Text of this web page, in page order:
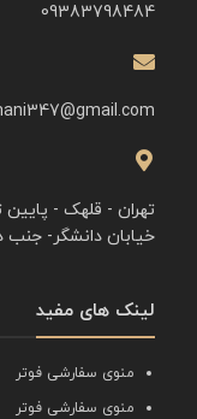
09383798484
تهران - قلهک -
خیابان دانشگر- جنب
لینک های مفید
منوی سفارشی فوتر
منوی سفارشی فوتر